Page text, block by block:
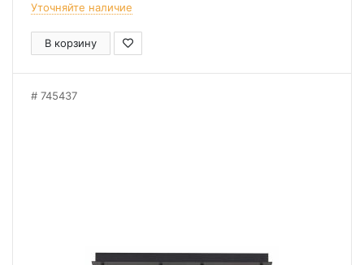
Уточняйте наличие
В корзину
745437